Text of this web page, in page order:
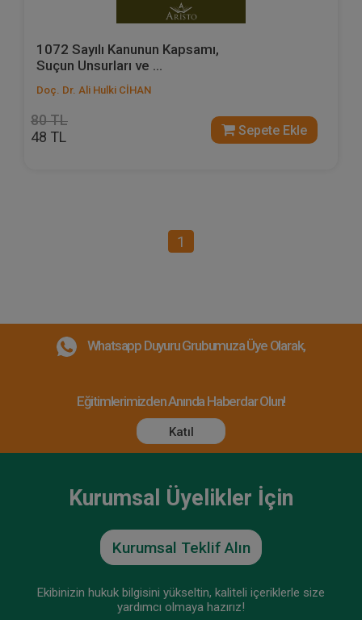
1072 Sayılı Kanunun Kapsamı,
Suçun Unsurları ve ...
Doç. Dr. Ali Hulki CİHAN
80 TL
48 TL Sepete Ekle
1
Whatsapp Duyuru Grubumuza Üye Olarak,
Eğitimlerimizden Anında Haberdar Olun!
Katıl
Kurumsal Üyelikler İçin
Kurumsal Teklif Alın
Ekibinizin hukuk bilgisini yükseltin, kaliteli içeriklerle size
yardımcı olmaya hazırız!